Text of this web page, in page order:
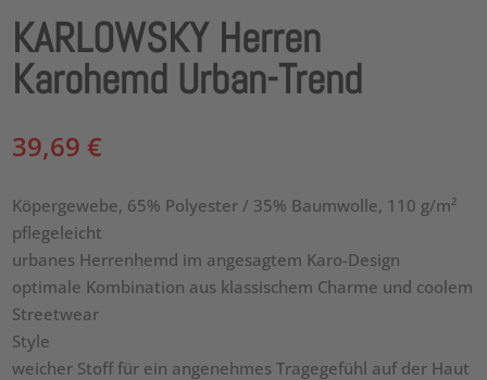
KARLOWSKY Herren
Karohemd Urban-Trend
39,69€
Köpergewebe, 65% Polyester / 35% Baumwolle, 110 g/m²
pflegeleicht
urbanes Herrenhemd im angesagtem Karo-Design
optimale Kombination aus klassischem Charme und coolem
Streetwear
Style
weicher Stoff für ein angenehmes Tragegefühl auf der Haut